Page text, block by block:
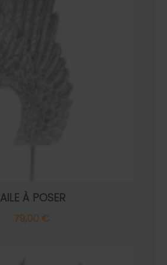
AILE À POSER
79,00 €